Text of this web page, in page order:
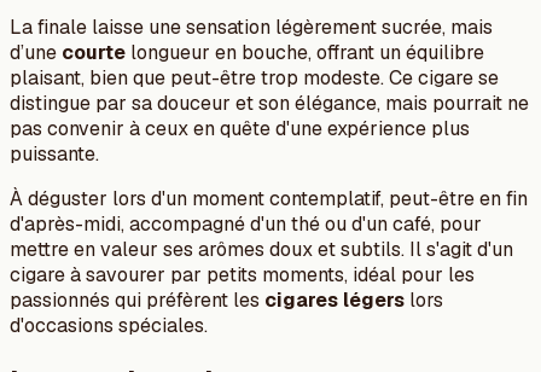
La finale laisse une sensation légèrement sucrée, mais
d’une courte longueur en bouche, offrant un équilibre
plaisant, bien que peut-être trop modeste. Ce cigare se
distingue par sa douceur et son élégance, mais pourrait ne
pas convenir à ceux en quête d'une expérience plus
puissante.
À déguster lors d'un moment contemplatif, peut-être en fin
d'après-midi, accompagné d'un thé ou d'un café, pour
mettre en valeur ses arômes doux et subtils. Il s'agit d'un
cigare à savourer par petits moments, idéal pour les
passionnés qui préfèrent les cigares légers lors
d'occasions spéciales.